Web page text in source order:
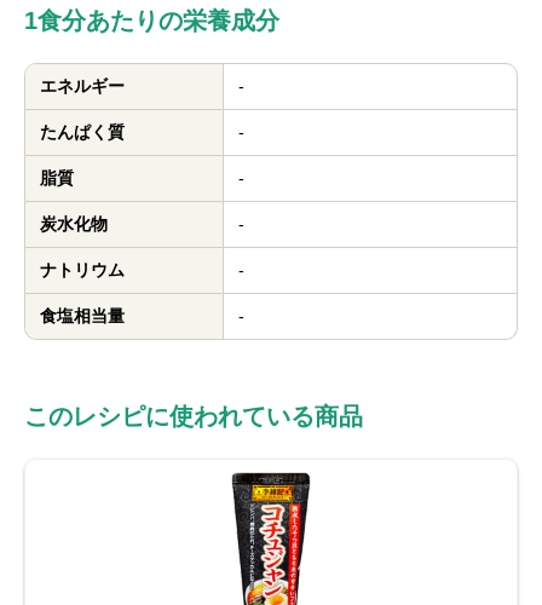
1食分あたりの栄養成分
エネルギー -
たんぱく質 -
脂質 -
炭水化物 -
ナトリウム -
食塩相当量 -
このレシピに使われている商品